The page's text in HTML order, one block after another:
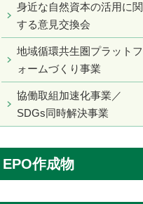
身近な自然資本の活用に関
する意見交換会
地域循環共生圏プラットフ
ォームづくり事業
協働取組加速化事業／
SDGs同時解決事業
EPO作成物